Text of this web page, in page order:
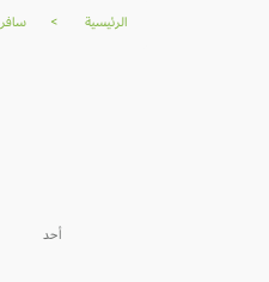
الرئيسية > سافر
أحد